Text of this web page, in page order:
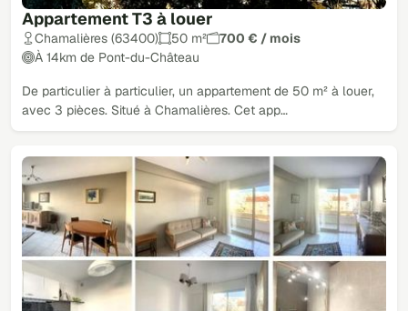
Appartement T3 à louer
Chamalières (63400) 50 m²
700 € / mois
À 14km de Pont-du-Château
De particulier à particulier, un appartement de 50 m² à louer,
avec 3 pièces. Situé à Chamalières. Cet app…